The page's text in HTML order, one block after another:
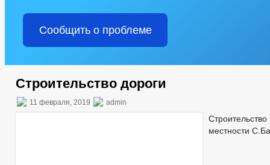
Сообщить о проблеме
Строительство дороги
11 февраля, 2019 admin
местности